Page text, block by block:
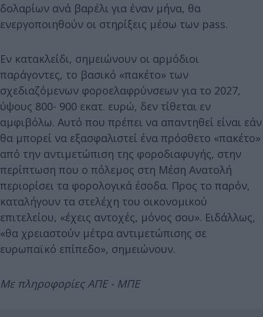
δολαρίων ανά βαρέλι για έναν μήνα, θα
ενεργοποιηθούν οι στηρίξεις μέσω των pass.
Εν κατακλείδι, σημειώνουν οι αρμόδιοι
παράγοντες, το βασικό «πακέτο» των
σχεδιαζόμενων φοροελαφρύνσεων για το 2027,
ύψους 800- 900 εκατ. ευρώ, δεν τίθεται εν
αμφιβόλω. Αυτό που πρέπει να απαντηθεί είναι εάν
θα μπορεί να εξασφαλιστεί ένα πρόσθετο «πακέτο»
από την αντιμετώπιση της φοροδιαφυγής, στην
περίπτωση που ο πόλεμος στη Μέση Ανατολή
περιορίσει τα φορολογικά έσοδα. Προς το παρόν,
καταλήγουν τα στελέχη του οικονομικού
επιτελείου, «έχεις αντοχές, μόνος σου». Ειδάλλως,
«θα χρειαστούν μέτρα αντιμετώπισης σε
ευρωπαϊκό επίπεδο», σημειώνουν.
Με πληροφορίες ΑΠΕ - ΜΠΕ